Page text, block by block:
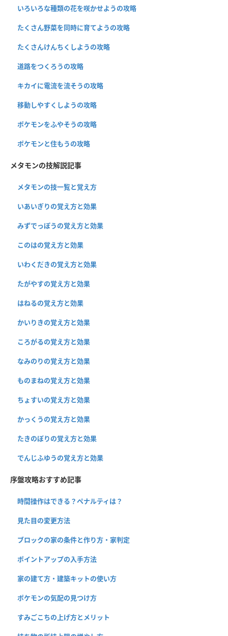
いろいろな種類の花を咲かせようの攻略
たくさん野菜を同時に育てようの攻略
たくさんけんちくしようの攻略
道路をつくろうの攻略
キカイに電流を流そうの攻略
移動しやすくしようの攻略
ポケモンをふやそうの攻略
ポケモンと住もうの攻略
メタモンの技解説記事
メタモンの技一覧と覚え方
いあいぎりの覚え方と効果
みずでっぽうの覚え方と効果
このはの覚え方と効果
いわくだきの覚え方と効果
たがやすの覚え方と効果
はねるの覚え方と効果
かいりきの覚え方と効果
ころがるの覚え方と効果
なみのりの覚え方と効果
ものまねの覚え方と効果
ちょすいの覚え方と効果
かっくうの覚え方と効果
たきのぼりの覚え方と効果
でんじふゆうの覚え方と効果
序盤攻略おすすめ記事
時間操作はできる？ペナルティは？
見た目の変更方法
ブロックの家の条件と作り方・家判定
ポイントアップの入手方法
家の建て方・建築キットの使い方
ポケモンの気配の見つけ方
すみごこちの上げ方とメリット